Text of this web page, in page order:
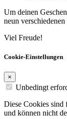
Um deinen
neun
Viel Freude!
Cookie-Einstellungen
×
Unbedingt
Diese Cookies sind
und können nicht